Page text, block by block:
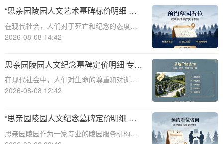
“思亲园陵园人文艺术墓碑标价明细 感
恩季购墓专属补贴”
在现代社会，人们对于死亡和纪念的态度逐
渐变得更加人文和个性化。思亲园陵园作为
直秉承着尊重生命、传承文化的理念，推出
了一系列人文艺术墓碑，以满足不同家庭对
于纪念和缅
2026-08-08 14:42
思亲园陵园人文纪念墓碑定价明细 专属
追思场地购墓即享详解
在现代社会中，人们对生命的尊重和对逝者
的缅怀愈发重视。思亲园陵园作为一家专业
务，旨在为家属提供一个庄重、宁静的场
所，以表达对逝者的无限思念。本文将详细
介绍思亲园陵
2026-08-08 12:42
“思亲园陵园人文纪念墓碑定价明细 专
属追思场地购墓即享 详解与优惠活动”
思亲园陵园作为一家专业的陵园服务机构，